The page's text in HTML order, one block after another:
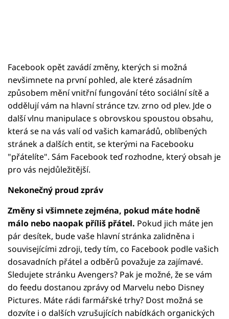
Facebook opět zavádí změny, kterých si možná
nevšimnete na první pohled, ale které zásadním
způsobem mění vnitřní fungování této sociální sítě a
oddělují vám na hlavní stránce tzv. zrno od plev. Jde o
další vlnu manipulace s obrovskou spoustou obsahu,
která se na vás valí od vašich kamarádů, oblíbených
stránek a dalších entit, se kterými na Facebooku
"přátelíte". Sám Facebook teď rozhodne, který obsah je
pro vás nejdůležitější.
Nekonečný proud zpráv
Změny si všimnete zejména, pokud máte hodně
málo nebo naopak příliš přátel. Pokud jich máte jen
pár desítek, bude vaše hlavní stránka zalidněna i
souvisejícími zdroji, tedy tím, co Facebook podle vašich
dosavadních přátel a odběrů považuje za zajímavé.
Sledujete stránku Avengers? Pak je možné, že se vám
do feedu dostanou zprávy od Marvelu nebo Disney
Pictures. Máte rádi farmářské trhy? Dost možná se
dozvíte i o dalších vzrušujících nabídkách organických